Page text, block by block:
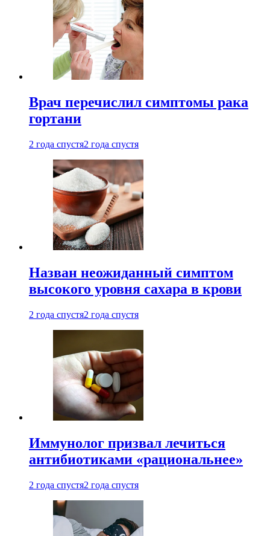
Врач перечислил симптомы рака
гортани
2 года спустя2 года спустя
Назван неожиданный симптом
высокого уровня сахара в крови
2 года спустя2 года спустя
Иммунолог призвал лечиться
антибиотиками «рациональнее»
2 года спустя2 года спустя